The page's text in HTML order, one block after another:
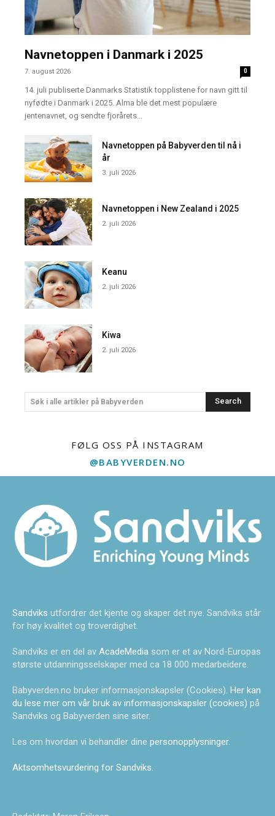
Navnetoppen i Danmark i 2025
7. august 2026 0
14. juli publiserte Danmarks Statistik topplistene for navn gitt til
nyfødte i Danmark i 2025. Alma ble det mest populære
jentenavnet, og sendte fjorårets...
Navnetoppen på Babyverden til nå i
år
3. juli 2026
Navnetoppen i New Zealand i 2025
2. juli 2026
Keanu
2. juli 2026
Kiwa
2. juli 2026
Søk i alle artikler på Babyverden Search
FØLG OSS PÅ INSTAGRAM
@BABYVERDEN.NO
Sandviks utfordrer det kjente og skaper det nye. Sandviks står
for høy kvalitet og troverdighet.
Sandviks er en del av AcadeMedia som er et av Nord-Europas
største utdanningsselskaper med ca 18 000 medarbeidere.
Babyverden.no bruker informasjonskapsler (Cookies). Her kan
du lese mer om vår bruk av informasjonskapsler (cookies) på
Sandviks og Babyverden sine siter.
Les om hvordan vi behandler dine personopplysninger.
Aktsomhetsvurdering for Sandviks.